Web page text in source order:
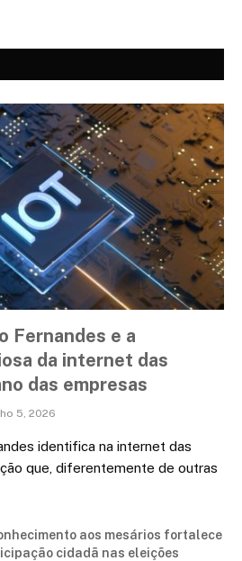
Fernandes e a
da internet das
das empresas
5, 2026
identifica na internet das
que, diferentemente de outras
aos mesários fortalece
cidadã nas eleições